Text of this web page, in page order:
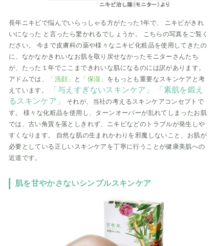
長年ニキビで悩んでいらっしゃる方がたった1年で、
ニキビがきれ
いになった と言ったら驚かれるでしょうか。 こちらの写真をご覧く
ださい。 今まで皮膚科の薬や様々なニキビ化粧品を使用してきたの
に、なかなかきれいなお肌を取り戻せなかったモニターさんたち
が、たった１年でここまできれいな肌になるのには訳があります。
アドムでは、
「洗顔」 と 「保湿」 をもっとも重要なスキンケアと考
えています。
「与えすぎないスキンケア」
「素肌を鍛え
るスキンケア」
それが、当社の考えるスキンケアコンセプトで
す。 様々な化粧品を使用し、ターンオーバーが乱れてしまったお肌
では、古い角質を落としきれず、ニキビなどのトラブルが発生しや
すくなります。 自然な肌の生まれかわりを邪魔しないこと、お肌が
必要としている正しいスキンケアを丁寧に行うことが健康美肌への
近道です。
肌を甘やかさないシンプルスキンケア